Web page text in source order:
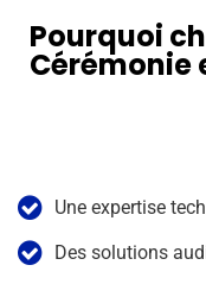
Pourquoi
Cérémonie
Une expertise
Des solutions